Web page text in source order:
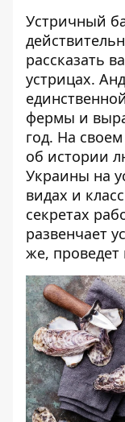
Устричный
рассказать
устрицах.
фермы и
год. На
об истории
Украины на
видах и
секретах
развенчает
же, проведет